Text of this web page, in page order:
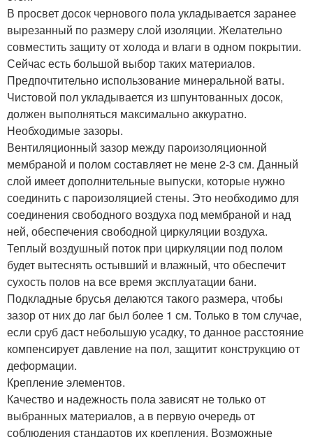
В просвет досок чернового пола укладывается заранее
вырезанный по размеру слой изоляции. Желательно
совместить защиту от холода и влаги в одном покрытии.
Сейчас есть большой выбор таких материалов.
Предпочтительно использование минеральной ваты.
Чистовой пол укладывается из шпунтованных досок,
должен выполняться максимально аккуратно.
Необходимые зазоры.
Вентиляционный зазор между пароизоляционной
мембраной и полом составляет не мене 2-3 см. Данный
слой имеет дополнительные выпуски, которые нужно
соединить с пароизоляцией стены. Это необходимо для
соединения свободного воздуха под мембраной и над
ней, обеспечения свободной циркуляции воздуха.
Теплый воздушный поток при циркуляции под полом
будет вытеснять остывший и влажный, что обеспечит
сухость полов на все время эксплуатации бани.
Подкладные брусья делаются такого размера, чтобы
зазор от них до лаг был более 1 см. Только в том случае,
если сруб даст небольшую усадку, то данное расстояние
компенсирует давление на пол, защитит конструкцию от
деформации.
Крепление элементов.
Качество и надежность пола зависят не только от
выбранных материалов, а в первую очередь от
соблюдения стандартов их крепления. Возможные